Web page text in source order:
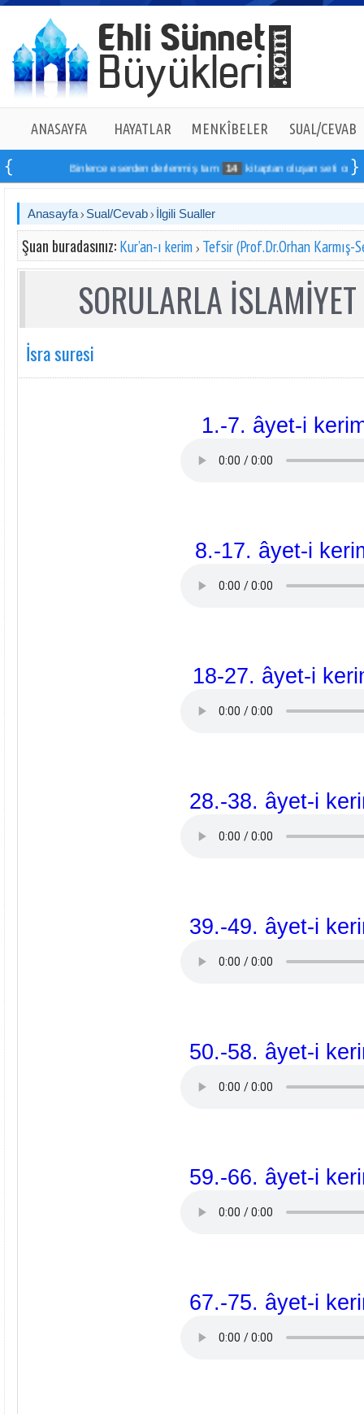
ANASAYFA HAYATLAR MENKÎBELER SUAL/CEVAB
Binlerce eserden derlenmiş tam 14 kitaptan oluşan seti online
Anasayfa Sual/Cevab İlgili Sualler
Şuan buradasınız: Kur’an-ı kerim Tefsir (Prof.Dr.Orhan Karmış-
SORULARLA
İsra suresi
1.-7. âyet-i
8.-17. âyet-i
18-27. âyet-i
28.-38. âyet-i
39.-49. âyet-i
50.-58. âyet-i
59.-66. âyet-i
67.-75. âyet-i